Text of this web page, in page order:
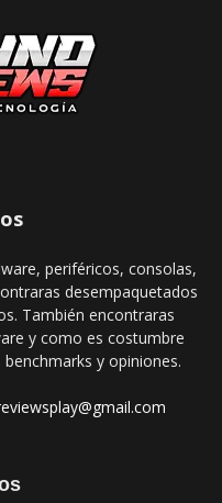
periféricos, consolas,
desempaquetados
También encontraras
y como es costumbre
y opiniones.